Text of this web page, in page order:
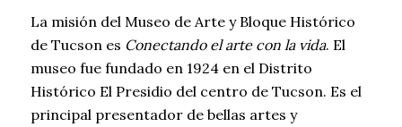
La misión del Museo de Arte y Bloque Histórico
de Tucson es Conectando el arte con la vida. El
museo fue fundado en 1924 en el Distrito
Histórico El Presidio del centro de Tucson. Es el
principal presentador de bellas artes y